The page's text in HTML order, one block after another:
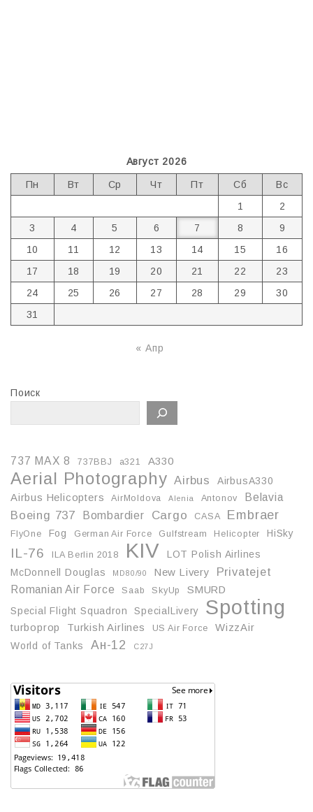
Август 2026
Пн Вт Ср Чт Пт Сб
Вс
1
2
3
4 5 6 7 8
9
10
11 12 13 14 15
16
17
18 19 20 21 22
23
24
25 26 27 28 29
30
31
« Апр
Поиск
737 MAX 8 737BBJ a321 A330
Aerial Photography Airbus
AirbusA330
Airbus Helicopters
AirMoldova Alenia Antonov Belavia
Boeing 737 Bombardier Cargo CASA Embraer
FlyOne Fog German Air Force Gulfstream Helicopter HiSky
IL-76 ILA Berlin 2018 KIV
LOT Polish Airlines
McDonnell Douglas
MD80/90 New Livery Privatejet
Romanian Air Force Saab SkyUp
SMURD
Special Flight Squadron
SpecialLivery Spotting
turboprop Turkish Airlines US Air Force
WizzAir
World of Tanks
Ан-12 С27J